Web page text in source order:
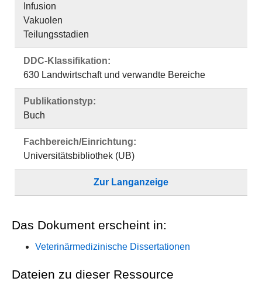
Infusion
Vakuolen
Teilungsstadien
DDC-Klassifikation:
630 Landwirtschaft und verwandte Bereiche
Publikationstyp:
Buch
Fachbereich/Einrichtung:
Universitätsbibliothek (UB)
Zur Langanzeige
Das Dokument erscheint in:
Veterinärmedizinische Dissertationen
Dateien zu dieser Ressource